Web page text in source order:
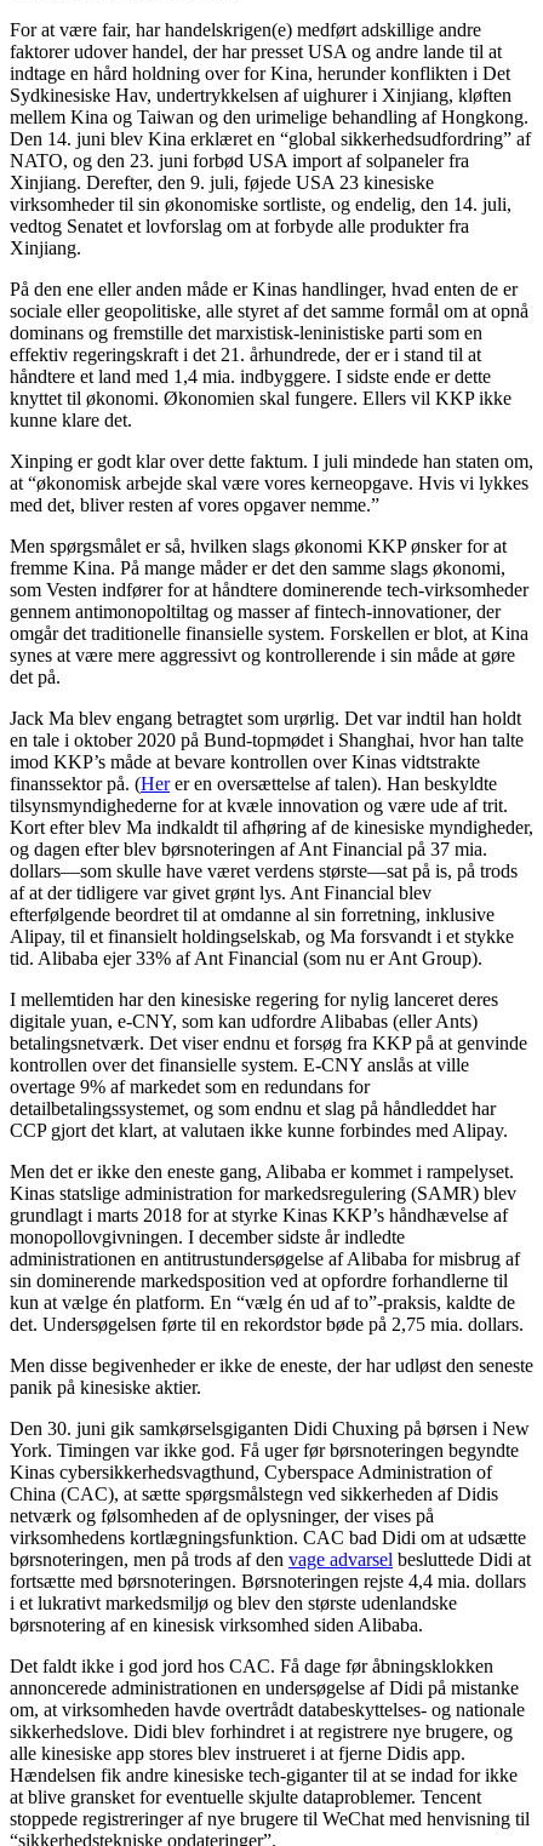
For at være fair, har handelskrigen(e) medført adskillige andre
faktorer udover handel, der har presset USA og andre lande til at
indtage en hård holdning over for Kina, herunder konflikten i Det
Sydkinesiske Hav, undertrykkelsen af ​​uighurer i Xinjiang, kløften
mellem Kina og Taiwan og den urimelige behandling af Hongkong.
Den 14. juni blev Kina erklæret en “global sikkerhedsudfordring” af
NATO, og den 23. juni forbød USA import af solpaneler fra
Xinjiang. Derefter, den 9. juli, føjede USA 23 kinesiske
virksomheder til sin økonomiske sortliste, og endelig, den 14. juli,
vedtog Senatet et lovforslag om at forbyde alle produkter fra
Xinjiang.
På den ene eller anden måde er Kinas handlinger, hvad enten de er
sociale eller geopolitiske, alle styret af det samme formål om at opnå
dominans og fremstille det marxistisk-leninistiske parti som en
effektiv regeringskraft i det 21. århundrede, der er i stand til at
håndtere et land med 1,4 mia. indbyggere. I sidste ende er dette
knyttet til økonomi. Økonomien skal fungere. Ellers vil KKP ikke
kunne klare det.
Xinping er godt klar over dette faktum. I juli mindede han staten om,
at “økonomisk arbejde skal være vores kerneopgave. Hvis vi lykkes
med det, bliver resten af ​​vores opgaver nemme.”
Men spørgsmålet er så, hvilken slags økonomi KKP ønsker for at
fremme Kina. På mange måder er det den samme slags økonomi,
som Vesten indfører for at håndtere dominerende tech-virksomheder
gennem antimonopoltiltag og masser af fintech-innovationer, der
omgår det traditionelle finansielle system. Forskellen er blot, at Kina
synes at være mere aggressivt og kontrollerende i sin måde at gøre
det på.
Jack Ma blev engang betragtet som urørlig. Det var indtil han holdt
en tale i oktober 2020 på Bund-topmødet i Shanghai, hvor han talte
imod KKP’s måde at bevare kontrollen over Kinas vidtstrakte
finanssektor på. (Herer en oversættelse af talen). Han beskyldte
tilsynsmyndighederne for at kvæle innovation og være ude af trit.
Kort efter blev Ma indkaldt til afhøring af de kinesiske myndigheder,
og dagen efter blev børsnoteringen af ​​Ant Financial på 37 mia.
dollars—som skulle have været verdens største—sat på is, på trods
af at der tidligere var givet grønt lys. Ant Financial blev
efterfølgende beordret til at omdanne al sin forretning, inklusive
Alipay, til et finansielt holdingselskab, og Ma forsvandt i et stykke
tid. Alibaba ejer 33% af Ant Financial (som nu er Ant Group).
I mellemtiden har den kinesiske regering for nylig lanceret deres
digitale yuan, e-CNY, som kan udfordre Alibabas (eller Ants)
betalingsnetværk. Det viser endnu et forsøg fra KKP på at genvinde
kontrollen over det finansielle system. E-CNY anslås at ville
overtage 9% af markedet som en redundans for
detailbetalingssystemet, og som endnu et slag på håndleddet har
CCP gjort det klart, at valutaen ikke kunne forbindes med Alipay.
Men det er ikke den eneste gang, Alibaba er kommet i rampelyset.
Kinas statslige administration for markedsregulering (SAMR) blev
grundlagt i marts 2018 for at styrke Kinas KKP’s håndhævelse af
monopollovgivningen. I december sidste år indledte
administrationen en antitrustundersøgelse af Alibaba for misbrug af
sin dominerende markedsposition ved at opfordre forhandlerne til
kun at vælge én platform. En “vælg én ud af to”-praksis, kaldte de
det. Undersøgelsen førte til en rekordstor bøde på 2,75 mia. dollars.
Men disse begivenheder er ikke de eneste, der har udløst den seneste
panik på kinesiske aktier.
Den 30. juni gik samkørselsgiganten Didi Chuxing på børsen i New
York. Timingen var ikke god. Få uger før børsnoteringen begyndte
Kinas cybersikkerhedsvagthund, Cyberspace Administration of
China (CAC), at sætte spørgsmålstegn ved sikkerheden af ​​Didis
netværk og følsomheden af ​​de oplysninger, der vises på
virksomhedens kortlægningsfunktion. CAC bad Didi om at udsætte
børsnoteringen, men på trods af den vage advarsel besluttede Didi at
fortsætte med børsnoteringen. Børsnoteringen rejste 4,4 mia. dollars
i et lukrativt markedsmiljø og blev den største udenlandske
børsnotering af en kinesisk virksomhed siden Alibaba.
Det faldt ikke i god jord hos CAC. Få dage før åbningsklokken
annoncerede administrationen en undersøgelse af Didi på mistanke
om, at virksomheden havde overtrådt databeskyttelses- og nationale
sikkerhedslove. Didi blev forhindret i at registrere nye brugere, og
alle kinesiske app stores blev instrueret i at fjerne Didis app.
Hændelsen fik andre kinesiske tech-giganter til at se indad for ikke
at blive gransket for eventuelle skjulte dataproblemer. Tencent
stoppede registreringer af nye brugere til WeChat med henvisning til
“sikkerhedstekniske opdateringer”.